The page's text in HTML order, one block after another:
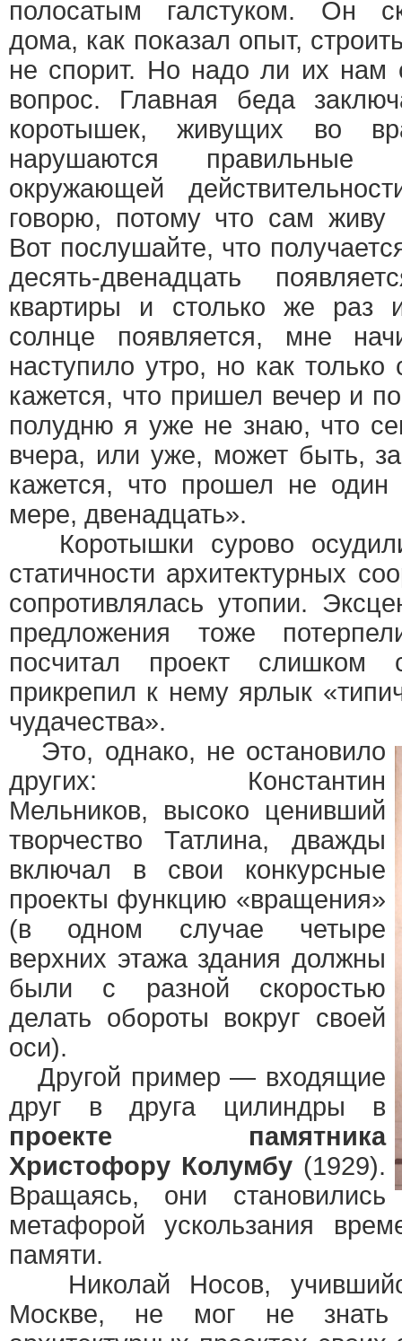
полосатым галстуком. Он
дома, как показал опыт,
не спорит. Но надо ли их нам
вопрос. Главная беда
коротышек, живущих во
нарушаются правильные
окружающей
говорю, потому что сам
Вот послушайте, что
десять-двенадцать
квартиры и столько же раз
солнце появляется, мне
наступило утро, но как только
кажется, что пришел вечер и
полудню я уже не знаю, что
вчера, или уже, может быть,
кажется, что прошел не
мере, двенадцать».
Коротышки сурово
статичности архитектурных
сопротивлялась утопии.
предложения тоже
посчитал проект
прикрепил к нему ярлык
чудачества».
Это, однако, не остановило
других: Константин
Мельников, высоко ценивший
творчество Татлина, дважды
включал в свои конкурсные
проекты функцию «вращения»
(в одном случае четыре
верхних этажа здания должны
были с разной скоростью
делать обороты вокруг своей
оси).
Другой пример — входящие
друг в друга цилиндры в
проекте памятника
Христофору Колумбу (1929).
Вращаясь, они становились
метафорой ускользания
памяти.
Николай Носов,
Москве, не мог не знать